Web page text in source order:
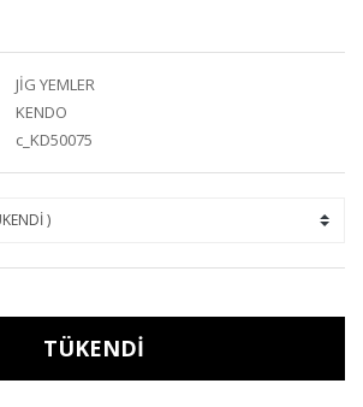
JİG YEMLER
KENDO
c_KD50075
TÜKENDİ